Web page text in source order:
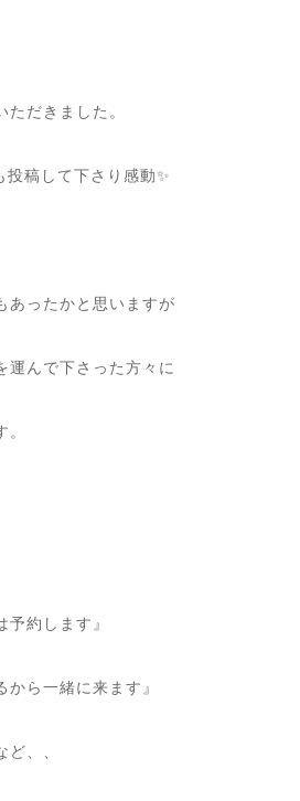
だきました。
稿して下さり感動✨
あったかと思いますが
運んで下さった方々に
予約します』
から一緒に来ます』
ど、、